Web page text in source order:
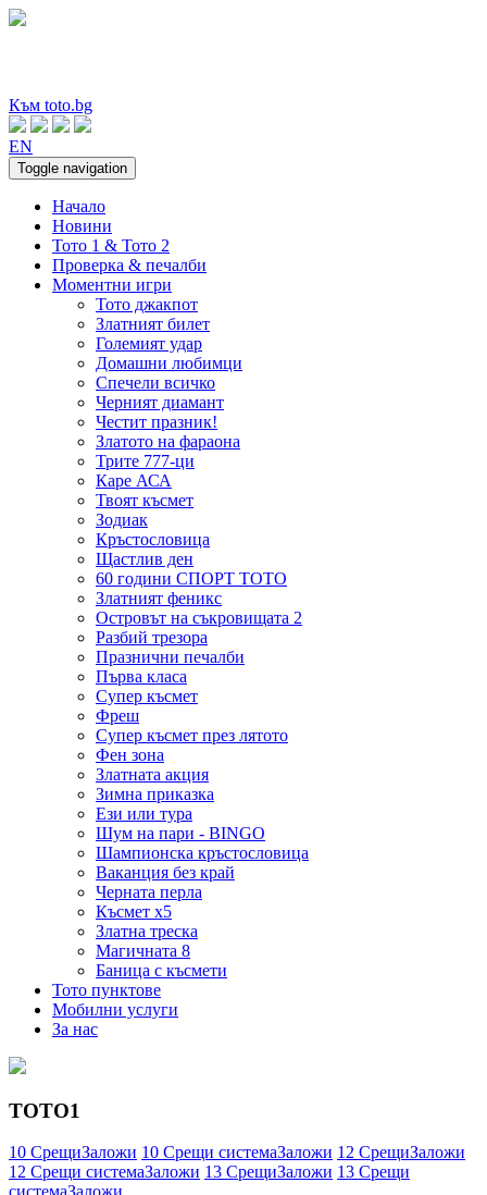
Към toto.bg
EN
Toggle navigation
Начало
Новини
Тото 1 & Тото 2
Проверка & печалби
Моментни игри
Тото джакпот
Златният билет
Големият удар
Домашни любимци
Спечели всичко
Черният диамант
Честит празник!
Златото на фараона
Трите 777-ци
Каре АСА
Твоят късмет
Зодиак
Кръстословица
Щастлив ден
60 години СПОРТ ТОТО
Златният феникс
Островът на съкровищата 2
Разбий трезора
Празнични печалби
Първа класа
Супер късмет
Фреш
Супер късмет през лятото
Фен зона
Златната акция
Зимна приказка
Ези или тура
Шум на пари - BINGO
Шампионска кръстословица
Ваканция без край
Черната перла
Късмет х5
Златна треска
Магичната 8
Баница с късмети
Тото пунктове
Мобилни услуги
За нас
ТОТО1
10 СрещиЗаложи 10 Срещи системаЗаложи 12 СрещиЗаложи
12 Срещи системаЗаложи 13 СрещиЗаложи 13 Срещи